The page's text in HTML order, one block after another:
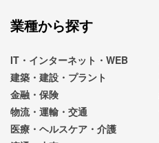
業種から探す
IT・インターネット・WEB
建築・建設・プラント
金融・保険
物流・運輸・交通
医療・ヘルスケア・介護